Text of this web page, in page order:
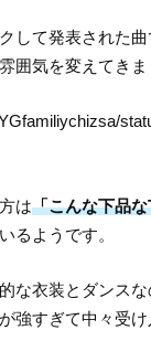
して発表された
囲気を変えてきま
は「こんな下品
るようです。
な衣装とダンス
強すぎて中々受